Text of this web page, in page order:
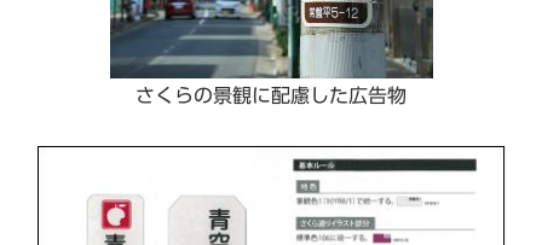
さくらの景観に配慮した広告物